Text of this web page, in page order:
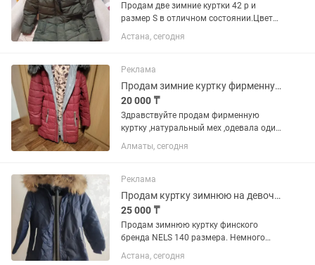
Продам две зимние куртки 42 р и
размер S в отличном состоянии.Цвет
тёмный хаки и светло-серая.Цена по
15.000 каждая Торг.
Астана, сегодня
Реклама
Продам зимние куртку фирменную
20 000 ₸
Здравствуйте продам фирменную
куртку ,натуральный мех ,одевала один
раз ,очень хорошее предложение для
такой вещи .новая вещь ,мех лиса
магазине Кимекс за тенге.продаю по...
Алматы, сегодня
Реклама
Продам куртку зимнюю на девочку финского бренда NELS
25 000 ₸
Продам зимнюю куртку финского
бренда NELS 140 размера. Немного
большемерит. Очень теплая до минус
35 спокойно ребенок ходит не мерзнет.
Астана, сегодня